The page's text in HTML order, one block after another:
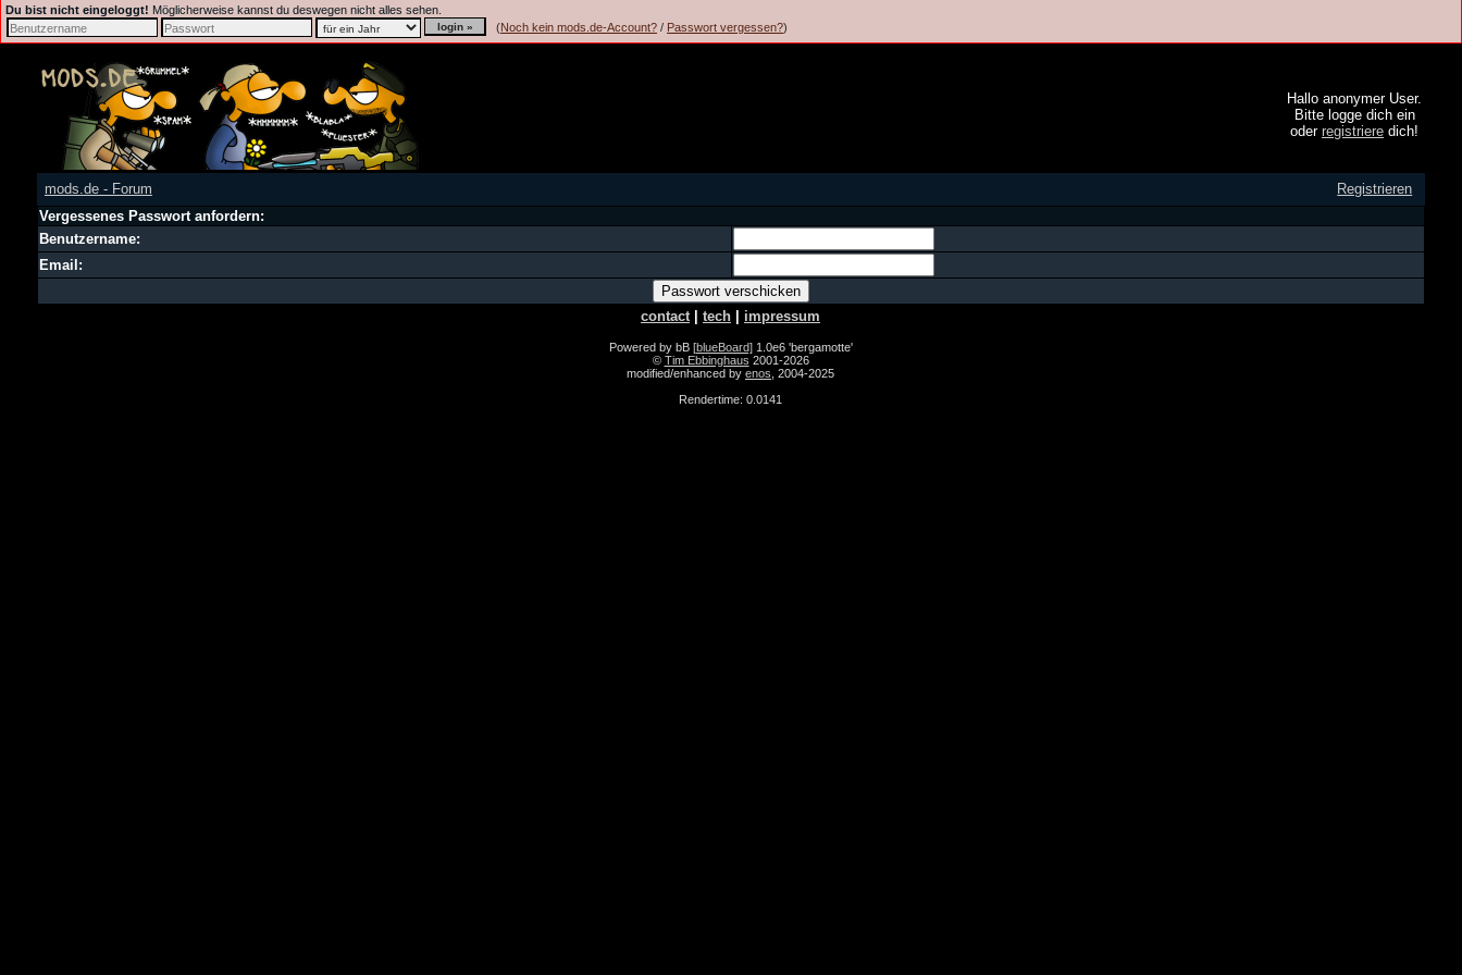
Du bist nicht eingeloggt! Möglicherweise kannst du deswegen nicht alles sehen.
(Noch kein mods.de-Account? / Passwort vergessen?)
Hallo anonymer User.
Bitte logge dich ein
oder registriere dich!
mods.de - Forum
Registrieren
Vergessenes Passwort anfordern:
Benutzername:
Email:
contact| tech impressum
Powered by bB [blueBoard] 1.0e6 'bergamotte'
© Tim Ebbinghaus 2001-2026
modified/enhanced by enos , 2004-2025
Rendertime: 0.0141